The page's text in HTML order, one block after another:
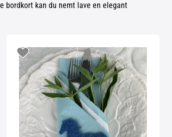
bordkort kan du nemt lave en elegant